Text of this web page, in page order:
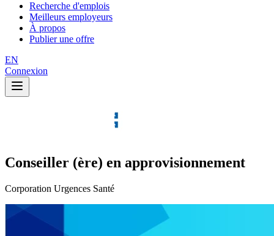
Recherche d'emplois
Meilleurs employeurs
À propos
Publier une offre
EN
Connexion
Conseiller (ère) en approvisionnement
Corporation Urgences Santé